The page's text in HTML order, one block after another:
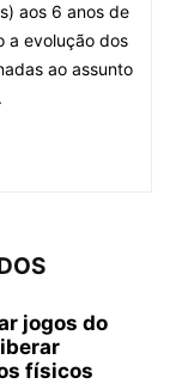
aos 6 anos de
a evolução dos
ao assunto
jogos do
físicos